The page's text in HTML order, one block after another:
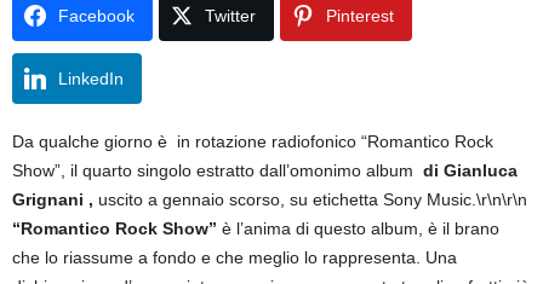
Facebook Twitter Pinterest
LinkedIn
Da qualche giorno è in rotazione radiofonico “Romantico Rock
Show”, il quarto singolo estratto dall’omonimo album di Gianluca
Grignani , uscito a gennaio scorso, su etichetta Sony Music.\r\n\r\n
“Romantico Rock Show” è l’anima di questo album, è il brano
che lo riassume a fondo e che meglio lo rappresenta. Una